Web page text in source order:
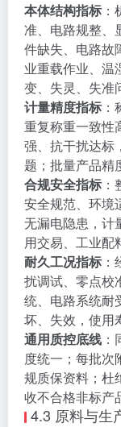
本体结构指标
准、电路规整、
件缺失、电路故
业重载作业、温
变、失灵、失准
计量精度指标
重复称重一致性
强、抗干扰达标
题；批量产品精
合规安全指标
安全规范、环境
无漏电隐患，计
用交易、工业配
耐久工况指标
扰调试、零点校
统、电路系统耐
坏、失效，使用
通用质控底线
度统一；每批次
规质保资料；杜
收不合格非标产
4.3 原料与生